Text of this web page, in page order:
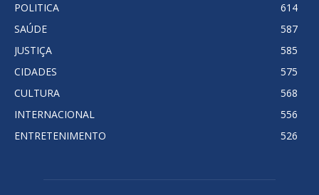
POLITICA
614
SAÚDE
587
JUSTIÇA
585
CIDADES
575
CULTURA
568
INTERNACIONAL
556
ENTRETENIMENTO
526